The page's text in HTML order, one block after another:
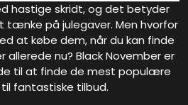
hastige skridt, og det betyder
på julegaver. Men hvorfor
at købe dem, når du kan finde
nu? Black November er
til at finde de mest populære
fantastiske tilbud.